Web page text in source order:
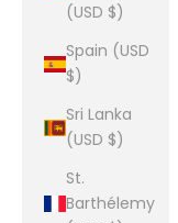
(USD $)
Spain (USD
$)
Sri Lanka
(USD $)
St.
Barthélemy